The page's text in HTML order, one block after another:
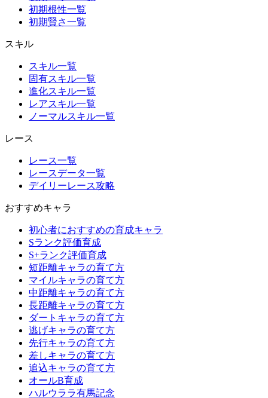
初期根性一覧
初期賢さ一覧
スキル
スキル一覧
固有スキル一覧
進化スキル一覧
レアスキル一覧
ノーマルスキル一覧
レース
レース一覧
レースデータ一覧
デイリーレース攻略
おすすめキャラ
初心者におすすめの育成キャラ
Sランク評価育成
S+ランク評価育成
短距離キャラの育て方
マイルキャラの育て方
中距離キャラの育て方
長距離キャラの育て方
ダートキャラの育て方
逃げキャラの育て方
先行キャラの育て方
差しキャラの育て方
追込キャラの育て方
オールB育成
ハルウララ有馬記念